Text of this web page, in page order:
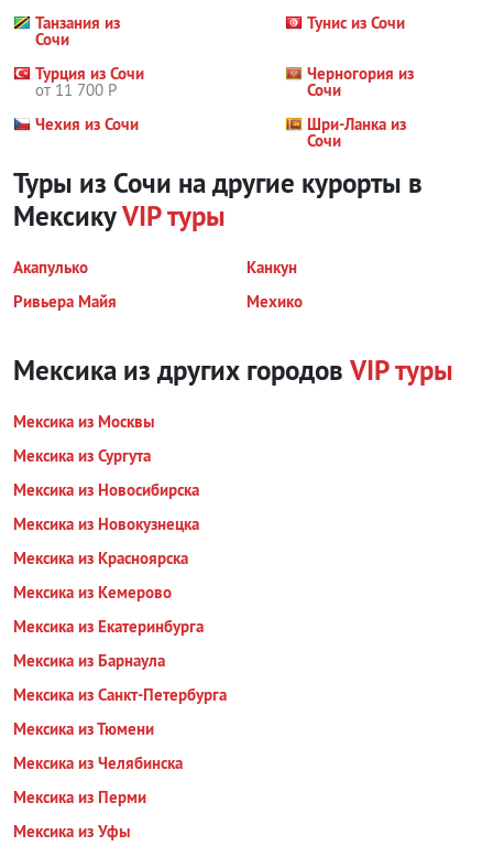
Танзания из
Сочи
Тунис из Сочи
Турция из Сочи
от 11 700 Р
Черногория из
Сочи
Чехия из Сочи
Шри-Ланка из
Сочи
Туры из Сочи на другие курорты в
МексикуVIP туры
Акапулько
Канкун
Ривьера Майя
Мехико
Мексика из других городов VIP туры
Мексика из Москвы
Мексика из Сургута
Мексика из Новосибирска
Мексика из Новокузнецка
Мексика из Красноярска
Мексика из Кемерово
Мексика из Екатеринбурга
Мексика из Барнаула
Мексика из Санкт-Петербурга
Мексика из Тюмени
Мексика из Челябинска
Мексика из Перми
Мексика из Уфы